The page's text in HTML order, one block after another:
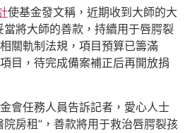
使基金發文稱，近期收到大師的大
當將大師的善款，持續用于唇腭裂
關軌制法規，項目預算已籌滿
目，待完成備案補正后再開放捐
會任務人員告訴記者，愛心人士
房租”，善款將用于救治唇腭裂孩